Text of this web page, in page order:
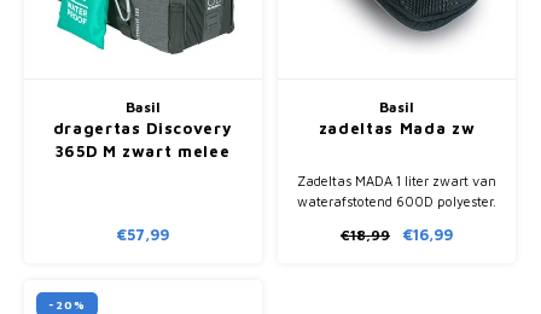
Fietscomputers
Zadeltassen
Basil
dragertas Discovery
365D M zwart melee
€57,99
Basil
zadeltas Mada zw
Zadeltas MADA 1 liter zwart van
waterafstotend 600D polyester.
reflectiestreep en extra
€18,99 €16,99
-20%